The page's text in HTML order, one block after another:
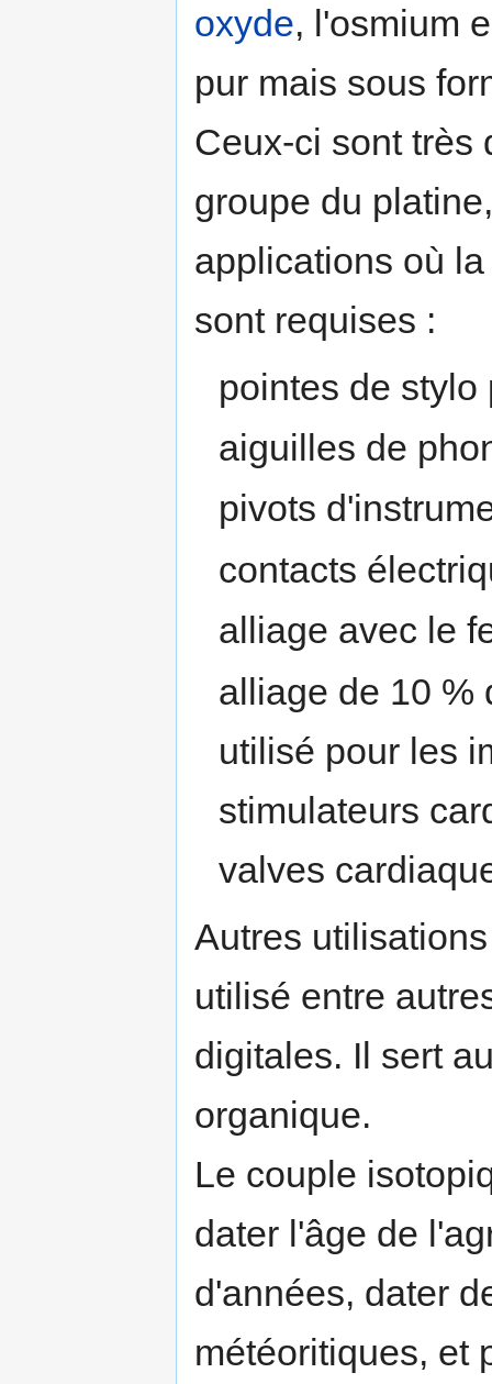
oxyde, l'osmium
pur mais sous
Ceux-ci sont très
groupe du
applications où
sont requises :
pointes de stylo
aiguilles de
pivots
contacts
alliage avec le
alliage de 10 %
utilisé pour les
stimulateurs
valves
Autres
utilisé entre
digitales. Il sert
organique.
Le couple
dater l'âge de
d'années, dater
météoritiques, et